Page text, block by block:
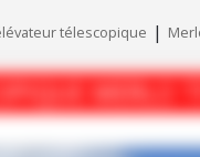
télescopique
MERLO